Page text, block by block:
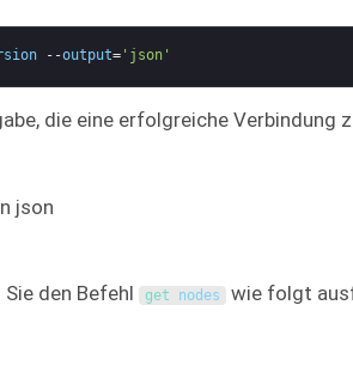
--output='json'
die eine erfolgreiche Verbindung
den Befehl get nodes wie folgt